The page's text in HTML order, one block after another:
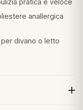
pratica e veloce
anallergica
divano o letto